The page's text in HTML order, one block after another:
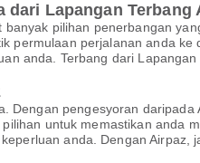
Lapangan Terbang
pilihan penerbangan
permulaan perjalanan anda
anda. Terbang dari
Dengan pengesyoran
untuk memastikan anda
anda. Dengan